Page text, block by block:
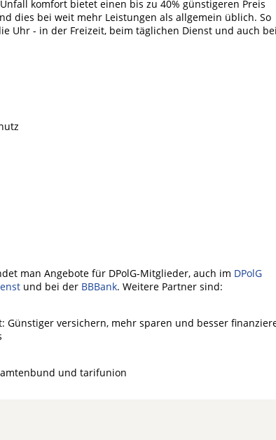
komfort bietet einen bis zu 40% günstigeren Preis
dies bei weit mehr Leistungen als allgemein üblich. So
Uhr - in der Freizeit, beim täglichen Dienst und auch bei
man Angebote für DPolG-Mitglieder, auch im DPolG
und bei der BBBank. Weitere Partner sind:
versichern, mehr sparen und besser
und tarifunion